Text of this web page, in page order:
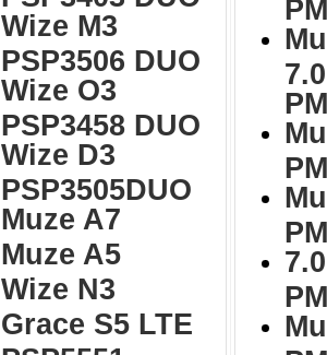
Wize M3
PSP3506 DUO
Wize O3
PSP3458 DUO
Wize D3
PSP3505DUO
Muze A7
Muze A5
Wize N3
Grace S5 LTE